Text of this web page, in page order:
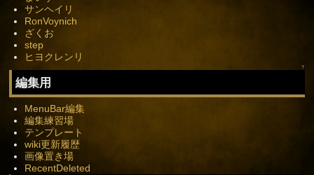
サンヘイリ
RonVoynich
ざくお
step
ヒヨクレンリ
↑
編集用
MenuBar編集
編集練習場
テンプレート
wiki更新履歴
画像置き場
RecentDeleted